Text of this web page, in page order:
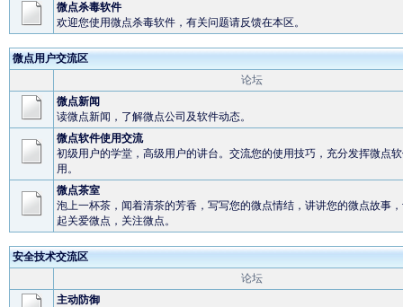
微点杀毒软件
欢迎您使用微点杀毒软件，有关问题请反馈在本区。
微点用户交流区
论坛
微点新闻
读微点新闻，了解微点公司及软件动态。
微点软件使用交流
初级用户的学堂，高级用户的讲台。交流您的使用技巧，充分发挥微点
用。
微点茶室
泡上一杯茶，闻着清茶的芳香，写写您的微点情结，讲讲您的微点故事
起关爱微点，关注微点。
安全技术交流区
论坛
主动防御